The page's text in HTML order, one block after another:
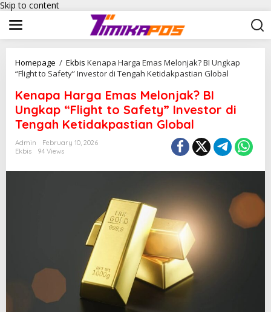
Skip to content
Homepage / Ekbis Kenapa Harga Emas Melonjak? BI Ungkap
“Flight to Safety” Investor di Tengah Ketidakpastian Global
Kenapa Harga Emas Melonjak? BI
Ungkap “Flight to Safety” Investor di
Tengah Ketidakpastian Global
Admin
February 10, 2026
Ekbis
94 Views